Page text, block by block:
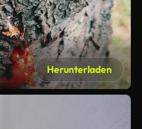
Herunterladen